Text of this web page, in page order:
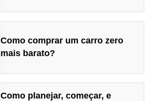
Como comprar um carro zero
mais barato?
Como planejar, começar, e